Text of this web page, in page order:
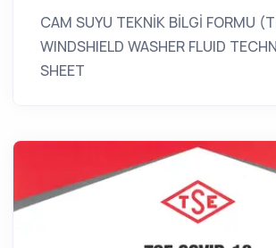
CAM SUYU TEKNİK BİLGİ FORMU
WINDSHIELD WASHER FLUID
SHEET